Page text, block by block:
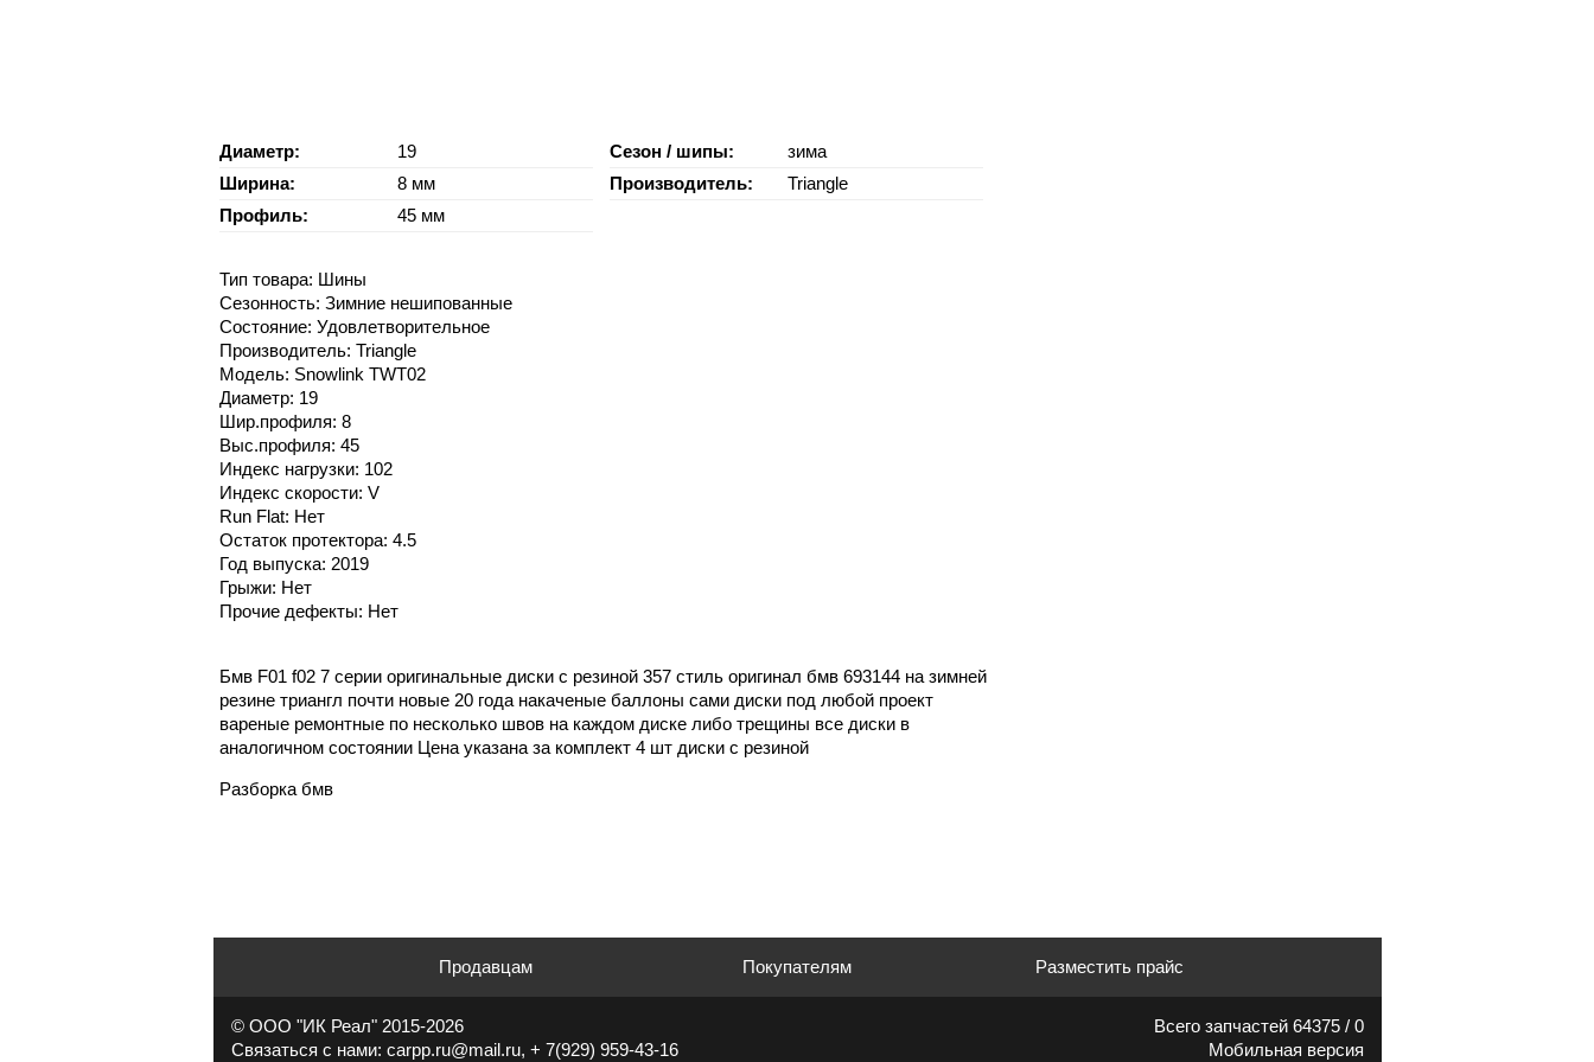
Диаметр: 19 Сезон / шипы:
зима
Ширина:
8 мм Производитель:
Triangle
Профиль:
45 мм
Тип товара: Шины
Сезонность: Зимние нешипованные
Состояние: Удовлетворительное
Производитель: Triangle
Модель: Snowlink TWT02
Диаметр: 19
Шир.профиля: 8
Выс.профиля: 45
Индекс нагрузки: 102
Индекс скорости: V
Run Flat: Нет
Остаток протектора: 4.5
Год выпуска: 2019
Грыжи: Нет
Прочие дефекты: Нет
Бмв F01 f02 7 серии оригинальные диски с резиной 357 стиль оригинал бмв 693144 на зимней
резине триангл почти новые 20 года накаченые баллоны сами диски под любой проект
вареные ремонтные по несколько швов на каждом диске либо трещины все диски в
аналогичном состоянии Цена указана за комплект 4 шт диски с резиной
Разборка бмв
Продавцам Покупателям Разместить прайс
© ООО "ИК Реал" 2015-2026
Связаться с нами: carpp.ru@mail.ru, + 7(929) 959-43-16
Всего запчастей 64375 / 0
Мобильная версия